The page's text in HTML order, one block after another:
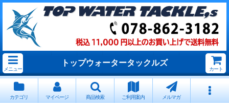
メニュー
トップウォータータックルズ
カート
カテゴリ マイページ 商品検索 ご利用案内 メルマガ